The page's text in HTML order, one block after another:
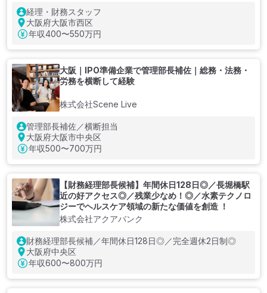
経理・財務スタッフ
大阪府大阪市西区
年収400〜550万円
大阪｜IPO準備企業で管理部長補佐｜総務・法務・
労務を横断して経験
株式会社Scene Live
管理部長補佐／横断担当
大阪府大阪市中央区
年収500〜700万円
【財務経理部長候補】年間休日128日◎／長堀橋駅
近の好アクセス◎／残業少なめ！◎／水素テクノロ
ジーでヘルスケア領域の新たな価値を創造 ！
株式会社アクアバンク
財務経理部長候補／年間休日128日◎／完全週休2日制◎
大阪府中央区
年収600〜800万円